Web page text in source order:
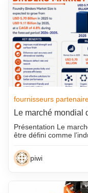
fournisseurs
Le marché mondial
Présentation Le
être défini comme
piwi